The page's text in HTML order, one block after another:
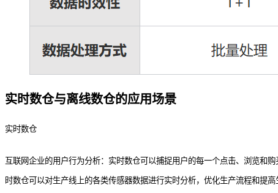
实时数仓与离线数仓的应用场景
实时数仓
互联网企业的用户行为分析：实时数仓可以捕捉用户的每一个点击、浏览和
时数仓可以对生产线上的各类传感器数据进行实时分析，优化生产流程和提高